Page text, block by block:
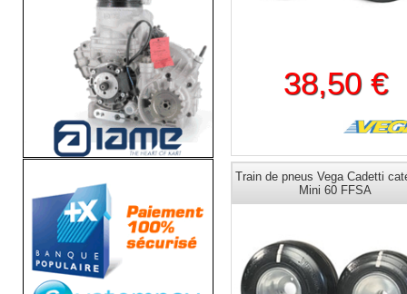
38,50 €
Train de pneus Vega Cadetti
Mini 60 FFSA